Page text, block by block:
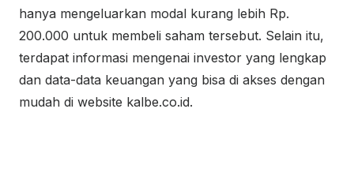
hanya mengeluarkan modal kurang lebih Rp.
200.000 untuk membeli saham tersebut. Selain itu,
terdapat informasi mengenai investor yang lengkap
dan data-data keuangan yang bisa di akses dengan
mudah di website kalbe.co.id.